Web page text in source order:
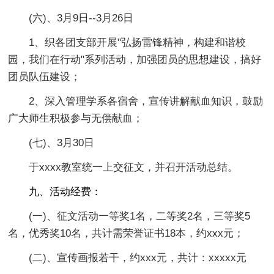
(六)、3月9日--3月26日
1、织各团支部开展"弘扬雷锋精神，构建和谐校
园，我们在行动"系列活动，加强团员的思想建设，搞好
团员队伍建设；
2、深入管理学系各宿舍，宣传讲解献血知识，鼓励
广大师生积极参与无偿献血；
(七)、3月30日
于xxxx教室统一上交征文，并召开活动总结。
九、活动经费：
(一)、征文活动一等奖1名，二等奖2名，三等奖5
名，优秀奖10名，共计需荣誉证书18本，约xxx元；
(二)、宣传画报若干，约xxx元，共计：xxxxx元